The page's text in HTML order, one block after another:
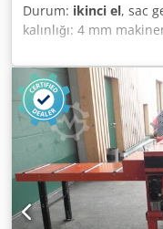
Durum: ikinci el, sac
kalınlığı: 4 mm